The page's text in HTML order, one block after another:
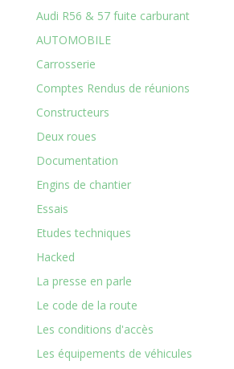
Audi R56 & 57 fuite carburant
AUTOMOBILE
Carrosserie
Comptes Rendus de réunions
Constructeurs
Deux roues
Documentation
Engins de chantier
Essais
Etudes techniques
Hacked
La presse en parle
Le code de la route
Les conditions d'accès
Les équipements de véhicules